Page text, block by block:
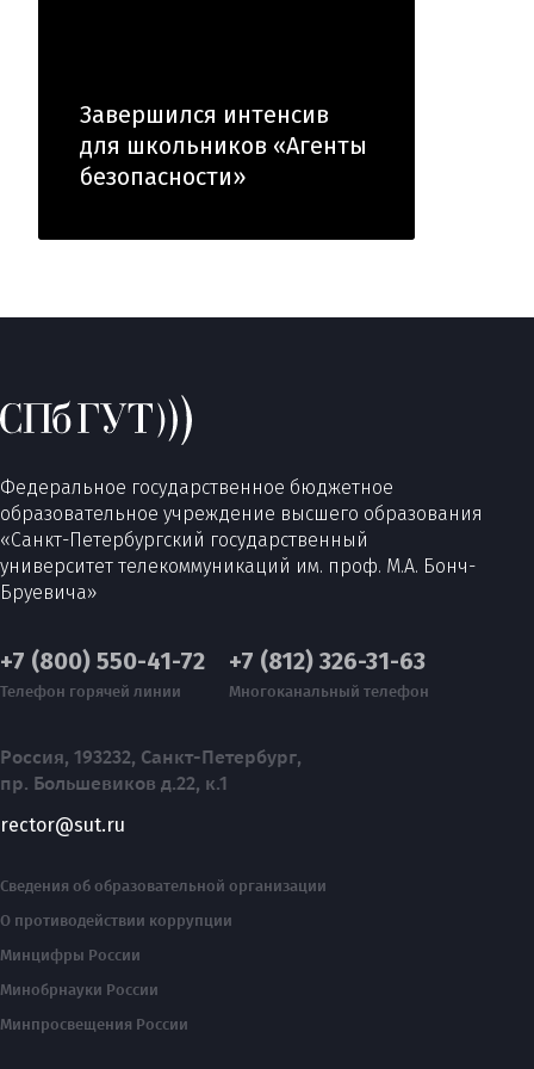
Завершился интенсив
для школьников «Агенты
безопасности»
Федеральное государственное бюджетное
образовательное учреждение высшего образования
«Санкт-Петербургский государственный
университет телекоммуникаций им. проф. М.А. Бонч-
Бруевича»
+7 (800) 550-41-72
Телефон горячей линии
+7 (812) 326-31-63
Многоканальный телефон
Россия, 193232, Санкт-Петербург,
пр. Большевиков д.22, к.1
rector@sut.ru
Сведения об образовательной организации
О противодействии коррупции
Минцифры России
Минобрнауки России
Минпросвещения России